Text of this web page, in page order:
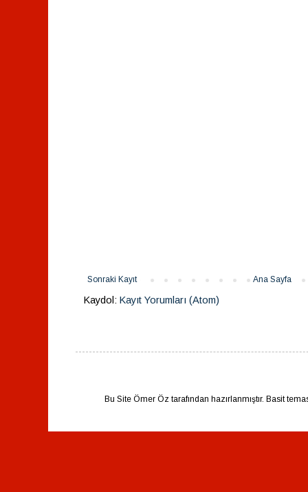
Sonraki Kayıt Ana Sayfa
Kaydol: Kayıt Yorumları (Atom)
Bu Site Ömer Öz tarafından hazırlanmıştır. Basit